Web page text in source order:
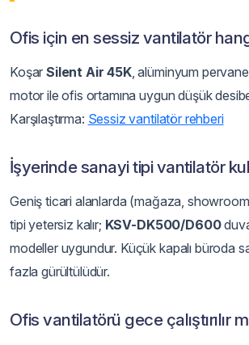
Ofis için en sessiz vantilatör
KoşarSilent Air 45K, alüminyum
motor ile ofis ortamına uygun düşük
Karşılaştırma: Sessiz vantilatör rehberi
İşyerinde sanayi tipi vantilatör
Geniş ticari alanlarda (mağaza,
tipi yetersiz kalır; KSV-DK500/D600
modeller uygundur. Küçük kapalı büroda
fazla gürültülüdür.
Ofis vantilatörü gece çalıştırılır